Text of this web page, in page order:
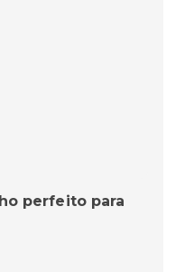
perfeito para